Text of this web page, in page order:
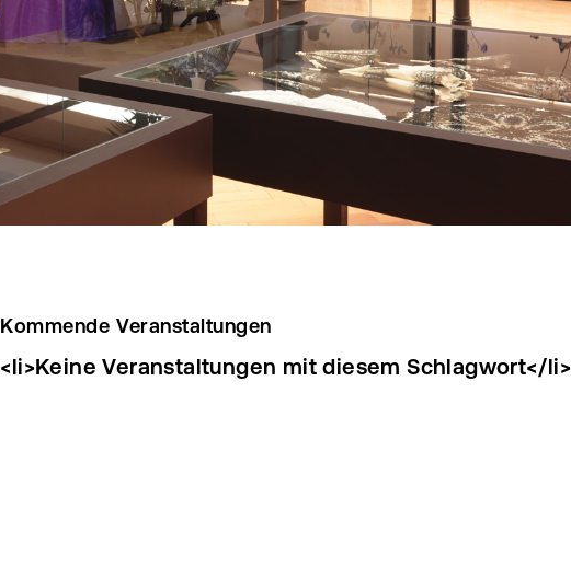
Kommende Veranstaltungen
<li>Keine Veranstaltungen mit diesem Schlagwort</li>